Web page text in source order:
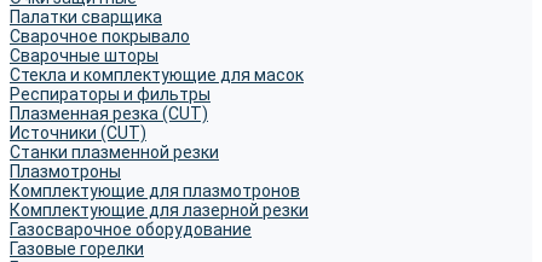
Палатки сварщика
Сварочное покрывало
Сварочные шторы
Стекла и комплектующие для масок
Респираторы и фильтры
Плазменная резка (CUT)
Источники (CUT)
Станки плазменной резки
Плазмотроны
Комплектующие для плазмотронов
Комплектующие для лазерной резки
Газосварочное оборудование
Газовые горелки